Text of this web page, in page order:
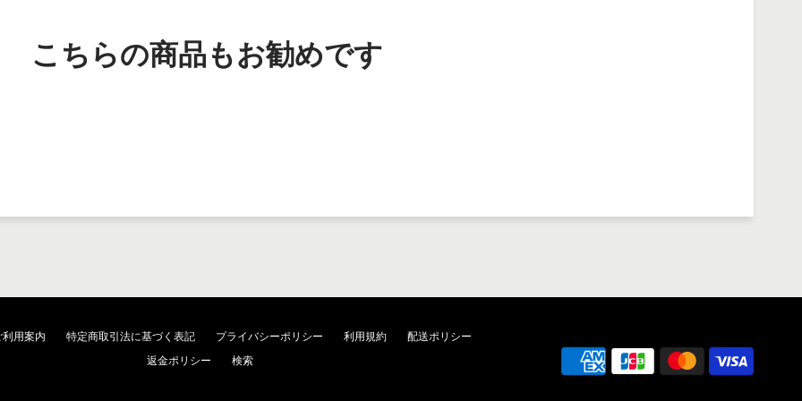
こちらの商品もお勧めです
利用案内 特定商取引法に基づく表記 プライバシーポリシー 利用規約
配送ポリシー
返金ポリシー
検索